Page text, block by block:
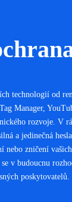
technologií od
Manager,
rozvoje. V
a jedinečná
nebo zničení
v budoucnu
poskytovatelů.